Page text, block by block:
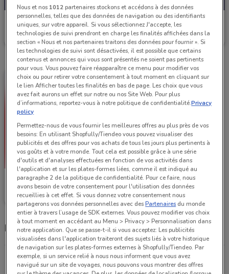
LEGO
Valable jusqu'au 31/12 497 m
LEGO
497 m
Magasins LEGO dans les environs
1, PASSAGE DE LA CANOPÉE Paris
497 m
FERMÉ
Nous et nos 1012partenaires stockons et accédons à des données
personnelles, telles que des données de navigation ou des identifiants
uniques, sur votre appareil. Si vous sélectionnez J'accepte, les
technologies de suivi prendront en charge les finalités affichées dans la
section « Nous et nos partenaires traitons des données pour fournir ». Si
les technologies de suivi sont désactivées, il est possible que certains
contenus et annonces qui vous sont présentés ne soient pas pertinents
pour vous. Vous pouvez faire réapparaître ce menu pour modifier vos
choix ou pour retirer votre consentement à tout moment en cliquant sur
le lien Afficher toutes les finalités en bas de page. Les choix que vous
avez fait aurons un effet sur notre ou nos Site Web. Pour plus
d’informations, reportez-vous à notre politique de confidentialité.Privacy
policy
Permettez-nous de vous fournir les meilleures offres au plus près de vos
besoins: En utilisant Shopfully/Tiendeo vous pouvez visualiser des
publicités et des offres pour vos achats de tous les jours plus pertinents à
vos goûts et à votre monde. Tout cela est possible grâce à une série
d'outils et d'analyses effectuées en fonction de vos activités dans
l'application et sur les plates-formes liées, comme il est indiqué au
paragraphe 2 de la politique de confidentialité. Pour ce faire, nous
avons besoin de votre consentement pour l'utilisation des données
recueillies à cet effet. Si vous donnez votre consentement nous
partagerons vos données personnelles avec desPartenaires du monde
entier à travers l’usage de SDK externes. Vous pouvez modifier vos choix
à tout moment en accédant au Menu > Privacy > Personnalisation dans
notre application. Que se passe-t-il si vous acceptez: Les publicités
visualisées dans l'application traiteront des sujets liés à votre historique
de navigation sur les plates-formes externes à Shopfully/Tiendeo. Par
exemple, si un service relié à nous nous informent que vous avez
navigué sur un site de voyages, nous pouvons vous montrer des offres